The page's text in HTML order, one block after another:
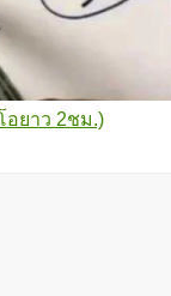
อยาว 2ชม.)